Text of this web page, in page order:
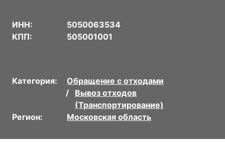
ИНН:
5050063534
КПП:
505001001
Категория:
Обращение с отходами
Вывоз отходов
(Транспортирование)
Регион:
Московская область